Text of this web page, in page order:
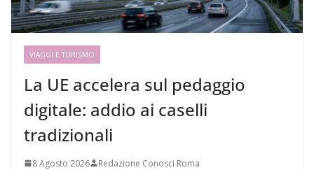
VIAGGI E TURISMO
La UE accelera sul pedaggio
digitale: addio ai caselli
tradizionali
8 Agosto 2026 Redazione Conosci Roma